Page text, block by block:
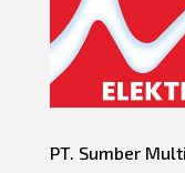
PT. Sumber